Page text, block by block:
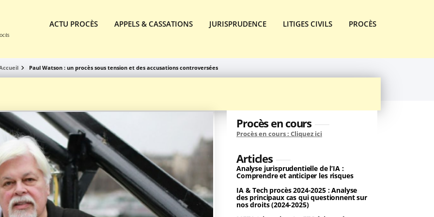
ACTU PROCÈS APPELS & CASSATIONS JURISPRUDENCE LITIGES CIVILS PROCÈS
Paul Watson : un procès sous tension et des accusations controversées
Procès en cours
Procès en cours : Cliquez ici
Articles
Analyse jurisprudentielle de l’IA :
Comprendre et anticiper les risques
IA & Tech procès 2024-2025 : Analyse
des principaux cas qui questionnent sur
nos droits (2024-2025)